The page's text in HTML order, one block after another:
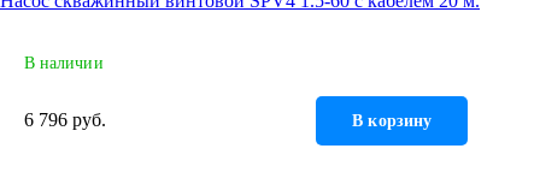
В наличии
6 796 руб. В корзину